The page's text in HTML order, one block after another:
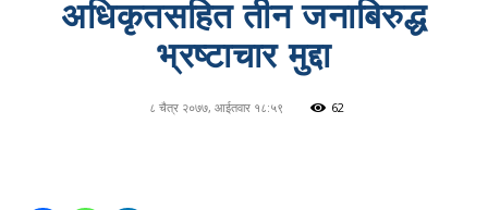
अधिकृतसहित तीन जनाबिरुद्ध
भ्रष्टाचार मुद्दा
८ चैत्र २०७७, आईतवार १८:५९ 62